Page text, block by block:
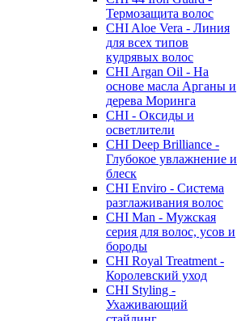
Термозащита волос
CHI Aloe Vera - Линия
для всех типов
кудрявых волос
CHI Argan Oil - На
основе масла Арганы и
дерева Моринга
CHI - Оксиды и
осветлители
CHI Deep Brilliance -
Глубокое увлажнение и
блеск
CHI Enviro - Система
разглаживания волос
CHI Man - Мужская
серия для волос, усов и
бороды
CHI Royal Treatment -
Королевский уход
CHI Styling -
Ухаживающий